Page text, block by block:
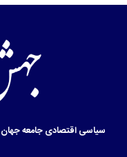
سیاسیاقتصادیجامعهجهان